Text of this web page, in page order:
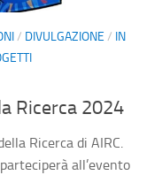
/ DIVULGAZIONE / IN
Ricerca 2024
Ricerca di AIRC.
all’evento